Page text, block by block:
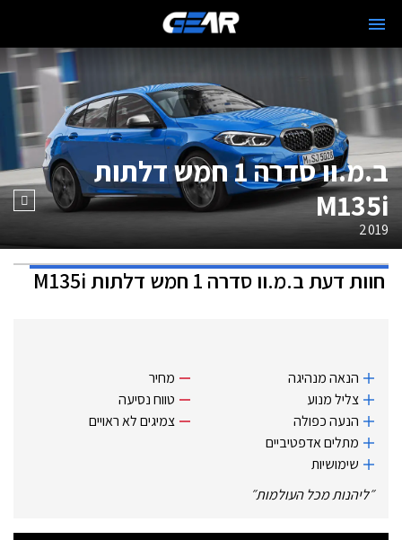
ב.מ.וו סדרה 1 חמש דלתות
M135i
2019
חוות דעתב.מ.וו סדרה 1 חמש דלתות M135i
הנאה מנהיגה
צליל מנוע
הנעה כפולה
מתלים אדפטיביים
שימושיות
מחיר
טווח נסיעה
צמיגים לא ראויים
״ליהנות מכל העולמות״